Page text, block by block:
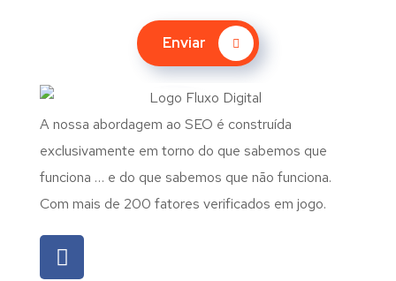
Enviar
A nossa abordagem ao SEO é construída
exclusivamente em torno do que sabemos que
funciona … e do que sabemos que não funciona.
Com mais de 200 fatores verificados em jogo.